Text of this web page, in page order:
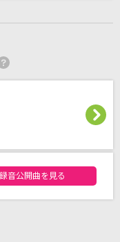
小紫(小倉唯)
録音公開曲を見る